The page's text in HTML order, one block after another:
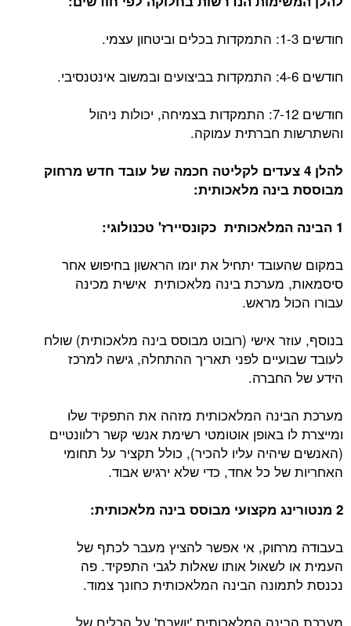
חודשים 1-3: התמקדות בכלים וביטחון עצמי.
חודשים 4-6: התמקדות בביצועים ובמשוב אינטנסיבי.
חודשים 7-12: התמקדות בצמיחה, יכולות ניהול
והשתרשות חברתית עמוקה.
להלן 4 צעדים לקליטה חכמה של עובד חדש מרחוק
מבוססת בינה מלאכותית:
1 הבינה המלאכותית כקונסיירז' טכנולוגי:
במקום שהעובד יתחיל את יומו הראשון בחיפוש אחר
סיסמאות, מערכת בינה מלאכותית אישית מכינה
עבורו הכול מראש.
בנוסף, עוזר אישי (רובוט מבוסס בינה מלאכותית) שולח
לעובד שבועיים לפני תאריך ההתחלה, גישה למרכז
הידע של החברה.
מערכת הבינה המלאכותית מזהה את התפקיד שלו
ומייצרת לו באופן אוטומטי רשימת אנשי קשר רלוונטיים
(האנשים שיהיה עליו להכיר), כולל תקציר על תחומי
האחריות של כל אחד, כדי שלא ירגיש אבוד.
2 מנטורינג מקצועי מבוסס בינה מלאכותית:
בעבודה מרחוק, אי אפשר להציץ מעבר לכתף של
העמית או לשאול אותו שאלות לגבי התפקיד. פה
נכנסת לתמונה הבינה המלאכותית כחונך צמוד.
מערכת הבינה המלאכותית 'יושבת' על הכלים של